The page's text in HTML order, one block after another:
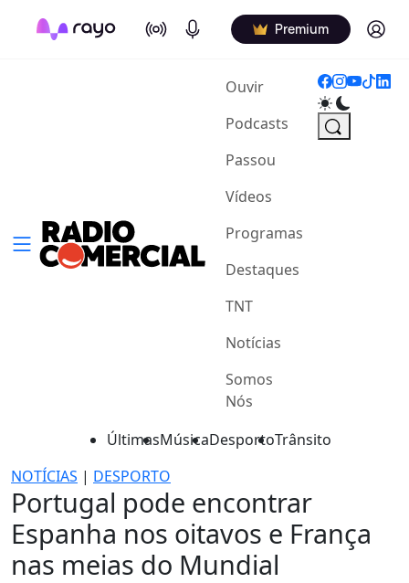
On Air Podcasts Premium Log in
Ouvir(current)
Podcasts
Passou
Vídeos
Programas
Destaques
TNT
Notícias
Somos
Nós
ÚltimasMúsicaDesportoTrânsito
NOTÍCIAS | DESPORTO
Portugal pode encontrar
Espanha nos oitavos e França
nas meias do Mundial